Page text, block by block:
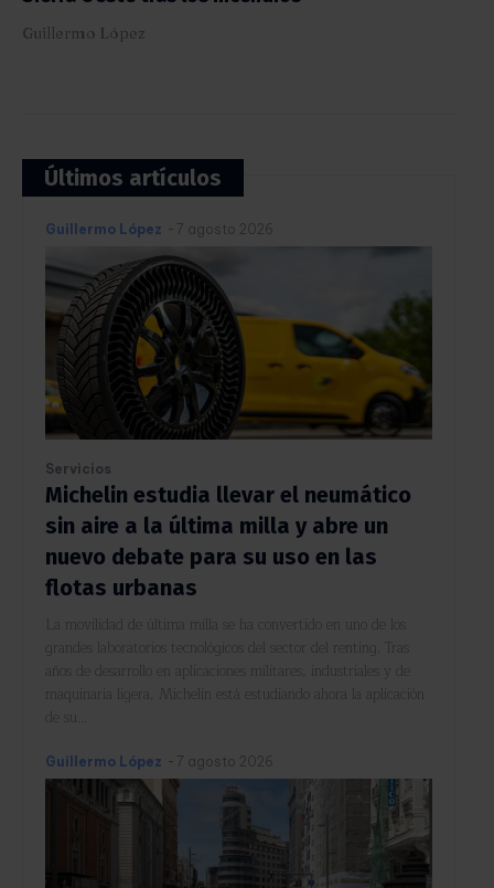
Guillermo López
Últimos artículos
Guillermo López - 7 agosto 2026
Servicios
Michelin estudia llevar el neumático
sin aire a la última milla y abre un
nuevo debate para su uso en las
flotas urbanas
La movilidad de última milla se ha convertido en uno de los
grandes laboratorios tecnológicos del sector del renting. Tras
años de desarrollo en aplicaciones militares, industriales y de
maquinaria ligera, Michelin está estudiando ahora la aplicación
de su...
Guillermo López - 7 agosto 2026